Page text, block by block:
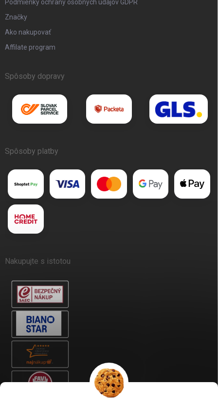
Podmienky ochrany osobných údajov GDPR
Značky
Ako nakupovať
Affilate program
Spôsoby dopravy
Spôsoby platby
Nakupujte s istotou